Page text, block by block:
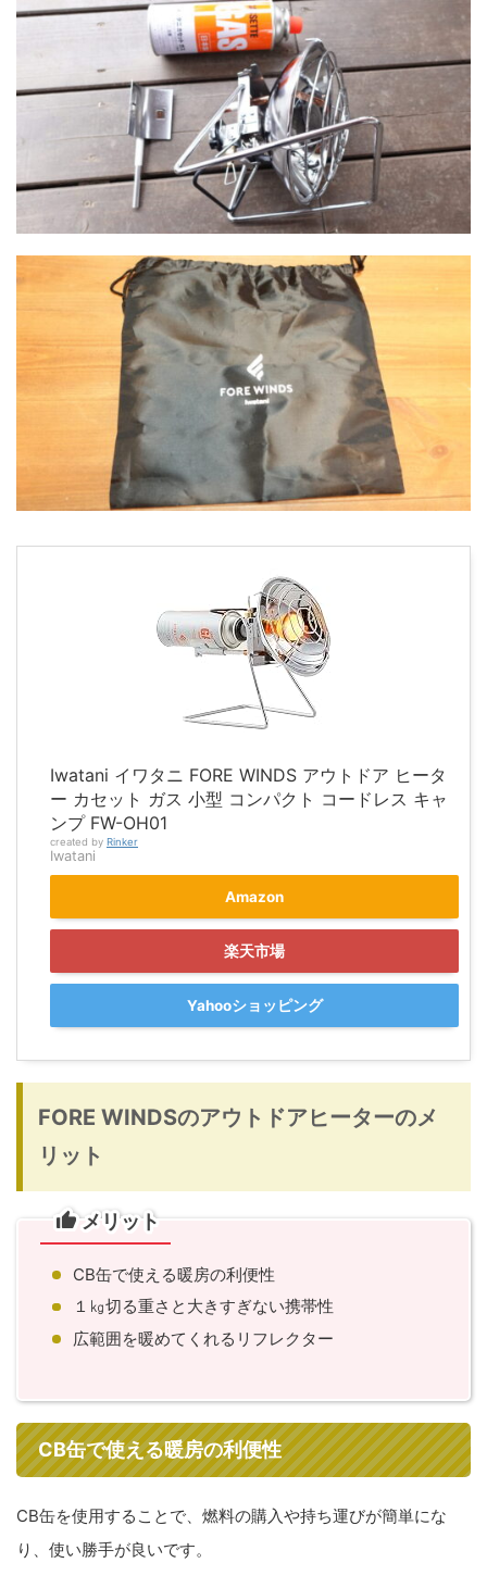
Iwatani イワタニ FORE WINDS アウトドア ヒータ
ー カセット ガス 小型 コンパクト コードレス キャ
ンプ FW-OH01
created by Rinker
Iwatani
Amazon
楽天市場
Yahooショッピング
FORE WINDSのアウトドアヒーターのメ
リット
メリット
CB缶で使える暖房の利便性
１㎏切る重さと大きすぎない携帯性
広範囲を暖めてくれるリフレクター
CB缶で使える暖房の利便性
CB缶を使用することで、燃料の購入や持ち運びが簡単にな
り、使い勝手が良いです。